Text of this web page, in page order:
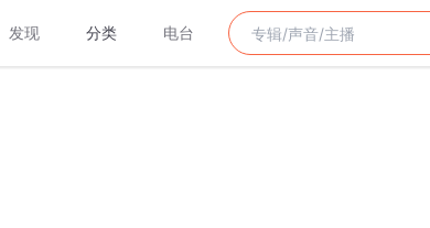
发现 分类 电台